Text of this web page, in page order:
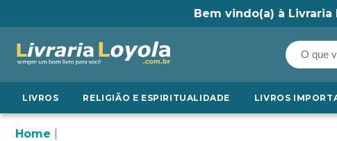
Bem vindo(a) à Livraria
LIVROS RELIGIÃO E ESPIRITUALIDADE LIVROS
Home